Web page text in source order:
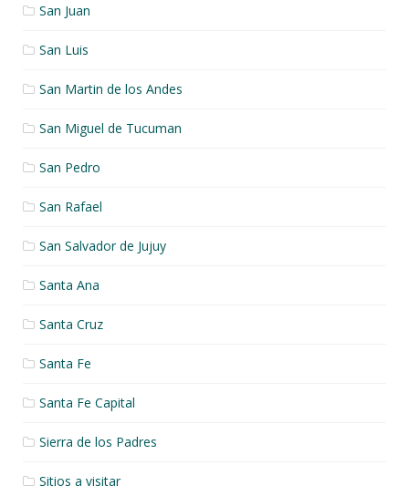
San Juan
San Luis
San Martin de los Andes
San Miguel de Tucuman
San Pedro
San Rafael
San Salvador de Jujuy
Santa Ana
Santa Cruz
Santa Fe
Santa Fe Capital
Sierra de los Padres
Sitios a visitar